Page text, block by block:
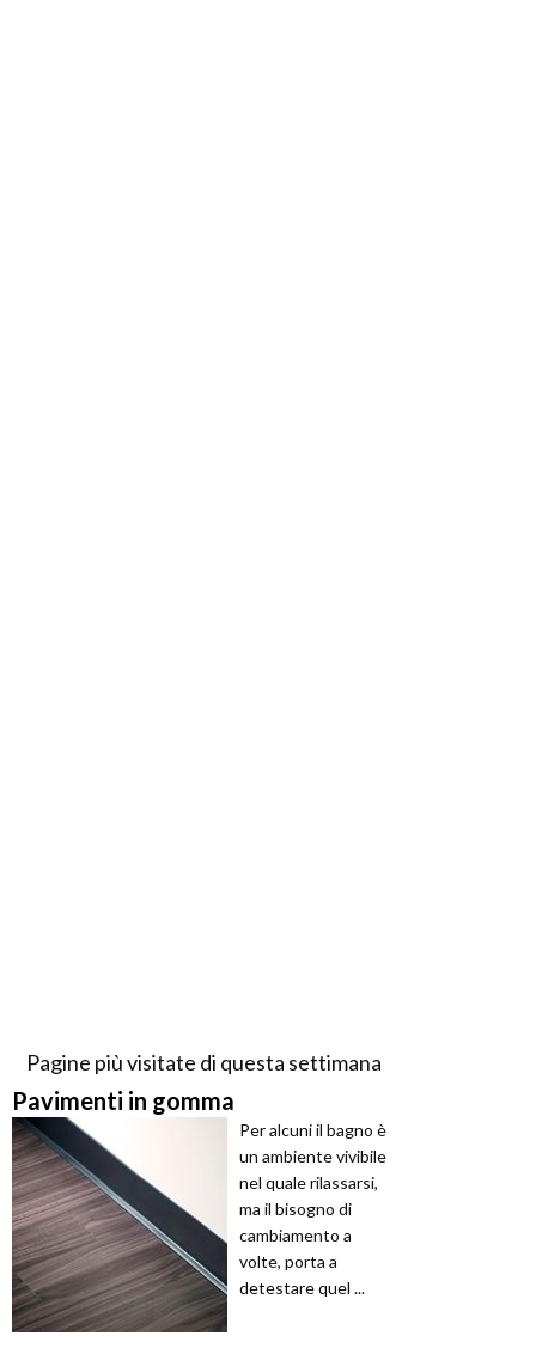
Pagine più visitate di questa settimana
Pavimenti in gomma
Per alcuni il bagno è
un ambiente vivibile
nel quale rilassarsi,
ma il bisogno di
cambiamento a
volte, porta a
detestare quel ...